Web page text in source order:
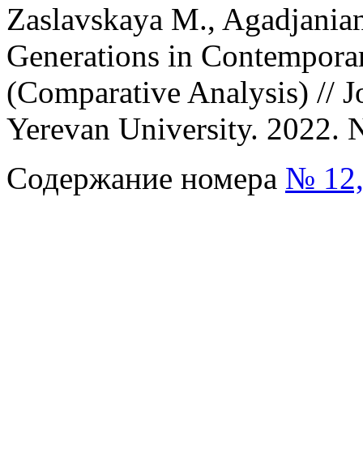
Zaslavskaya M.,
Generations in
(Comparative Analysis) //
Yerevan University. 2022.
Содержание номера №